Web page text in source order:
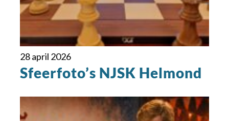
28 april 2026
Sfeerfoto’s NJSK Helmond